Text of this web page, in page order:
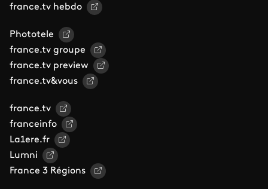
france.tv hebdo
Phototele
france.tv groupe
france.tv preview
france.tv&vous
france.tv
franceinfo
La1ere.fr
Lumni
France 3 Régions